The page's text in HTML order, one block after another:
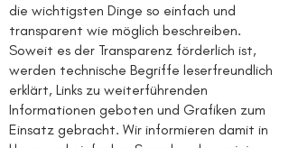
die wichtigsten Dinge so einfach und
transparent wie möglich beschreiben.
Soweit es der Transparenz förderlich ist,
werden technische Begriffe leserfreundlich
erklärt, Links zu weiterführenden
Informationen geboten und Grafiken zum
Einsatz gebracht. Wir informieren damit in